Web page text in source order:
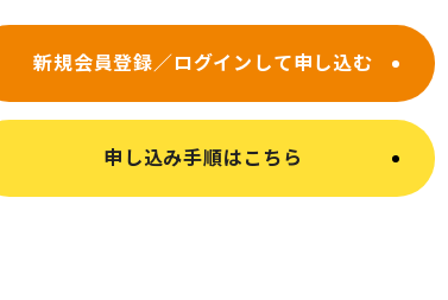
新規会員登録／ログインして申し込む
申し込み手順はこちら